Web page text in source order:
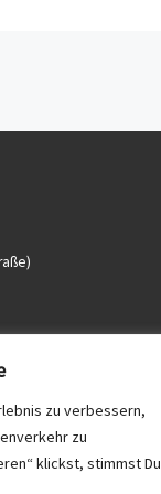
zu verbessern,
zu
klickst, stimmst Du